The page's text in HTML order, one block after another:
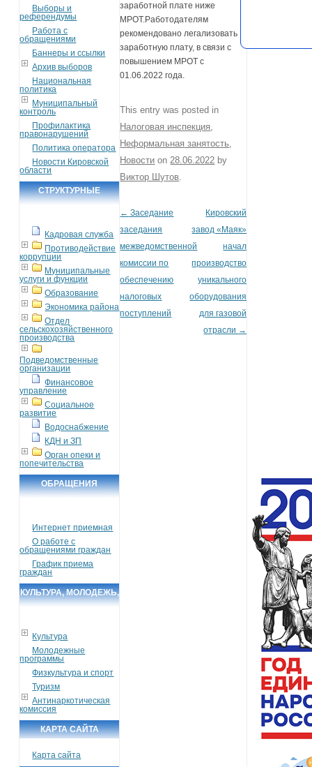
Выборы и
референдумы
Работа с
обращениями
Баннеры и ссылки
Архив выборов
Национальная
политика
Муниципальный
контроль
Профилактика
правонарушений
Политика оператора
Новости Кировской
области
СТРУКТУРНЫЕ
Кадровая служба
Противодействие
коррупции
Муниципальные
услуги и функции
Образование
Экономика района
Отдел
сельскохозяйственного
производства
Подведомственные
организации
Финансовое
управление
Социальное
развитие
Водоснабжение
КДН и ЗП
Орган опеки и
попечительства
ОБРАЩЕНИЯ
Интернет приемная
О работе с
обращениями граждан
График приема
граждан
КУЛЬТУРА, МОЛОДЕЖЬ,
Культура
Молодежные
программы
Физкультура и спорт
Туризм
Антинаркотическая
комиссия
КАРТА САЙТА
Карта сайта
заработной плате ниже
МРОТ.Работодателям
рекомендовано легализовать
заработную плату, в связи с
повышением МРОТ с
01.06.2022 года.
This entry was posted in
Налоговая инспекция
Неформальная занятость
Новости on 28.06.2022 by
Виктор Шутов
Post navigation
← Заседание
заседания
межведомственной
комиссии по
обеспечению
налоговых
поступлений
Кировский
завод «Маяк»
начал
производство
уникального
оборудования
для газовой
отрасли →